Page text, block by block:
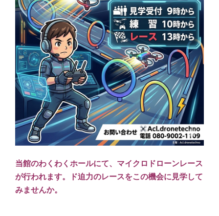
当館のわくわくホールにて、マイクロドローンレース
が行われます。ド迫力のレースをこの機会に見学して
みませんか。